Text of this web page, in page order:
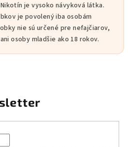
Nikotín je vysoko návyková látka.
je povolený iba osobám
nie sú určené pre nefajčiarov,
osoby mladšie ako 18 rokov.